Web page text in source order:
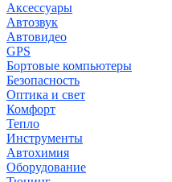
Аксессуары
Автозвук
Автовидео
GPS
Бортовые компьютеры
Безопасность
Оптика и свет
Комфорт
Тепло
Инструменты
Автохимия
Оборудование